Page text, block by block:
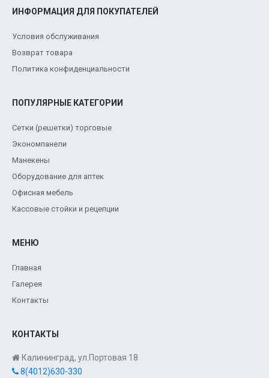
ИНФОРМАЦИЯ ДЛЯ ПОКУПАТЕЛЕЙ
Условия обслуживания
Возврат товара
Политика конфиденциальности
ПОПУЛЯРНЫЕ КАТЕГОРИИ
Сетки (решетки) торговые
Экономпанели
Манекены
Оборудование для аптек
Офисная мебель
Кассовые стойки и рецепции
МЕНЮ
Главная
Галерея
Контакты
КОНТАКТЫ
Калининград, ул.Портовая 18
8(4012)630-330